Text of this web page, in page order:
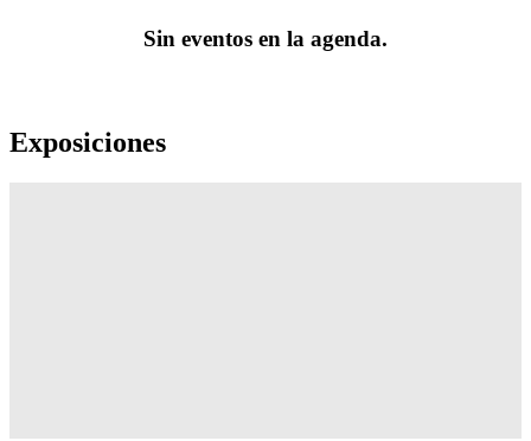
Sin eventos en la agenda.
Exposiciones